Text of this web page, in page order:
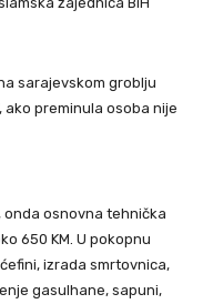
sarajevskom groblju
ako preminula osoba nije
onda osnovna tehnička
650 KM. U pokopnu
izrada smrtovnica,
gasulhane, sapuni,